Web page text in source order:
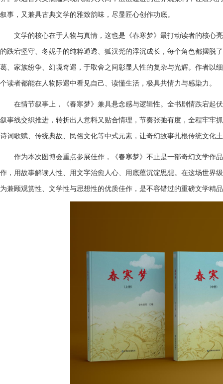
叙事，又兼具古典文学的雅致韵味，尽显匠心创作功底。
文学的核心在于人物与真情，这也是《春寒梦》最打动读者的核心
的跌宕坚守、冬妮子的纯粹通透、狐汉尧的浮沉成长，每个角色都摆脱
葛、家族纷争、幻境奇遇，于取舍之间彰显人性的复杂与光辉。作者以
个读者都能在人物际遇中看见自己、读懂生活，极具共情力与感染力。
在情节叙事上，《春寒梦》兼具悬念感与逻辑性。全书剧情跌宕起
叙事线交织推进，转折出人意料又贴合情理，节奏张弛有度，全程牢牢
诗词歌赋、传统典故、民俗文化等中式元素，让奇幻故事扎根传统文化
作为本次图博会重点参展佳作，《春寒梦》 不止是一部奇幻文学作
作，用故事解读人性、用文字治愈人心、用底蕴沉淀思想。在这场世界
为兼顾观赏性、文学性与思想性的优质佳作，是不容错过的重磅文学精品